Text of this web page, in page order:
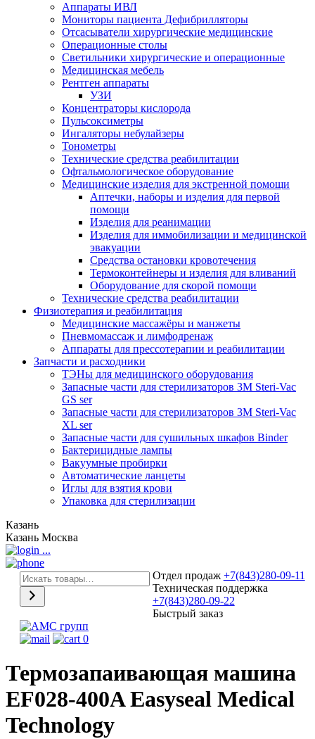
Аппараты ИВЛ
Мониторы пациента Дефибрилляторы
Отсасыватели хирургические медицинские
Операционные столы
Светильники хирургические и операционные
Медицинская мебель
Рентген аппараты
УЗИ
Концентраторы кислорода
Пульсоксиметры
Ингаляторы небулайзеры
Тонометры
Технические средства реабилитации
Офтальмологическое оборудование
Медицинские изделия для экстренной помощи
Аптечки, наборы и изделия для первой
помощи
Изделия для реанимации
Изделия для иммобилизации и медицинской
эвакуации
Средства остановки кровотечения
Термоконтейнеры и изделия для вливаний
Оборудование для скорой помощи
Технические средства реабилитации
Физиотерапия и реабилитация
Медицинские массажёры и манжеты
Пневмомассаж и лимфодренаж
Аппараты для прессотерапии и реабилитации
Запчасти и расходники
ТЭНы для медицинского оборудования
Запасные части для стерилизаторов 3M Steri-Vac
GS ser
Запасные части для стерилизаторов 3М Steri-Vac
XL ser
Запасные части для сушильных шкафов Binder
Бактерицидные лампы
Вакуумные пробирки
Автоматические ланцеты
Иглы для взятия крови
Упаковка для стерилизации
Казань
Казань Москва
...
Отдел продаж +7(843)280-09-11
Техническая поддержка
+7(843)280-09-22
Быстрый заказ
0
Термозапаивающая машина
EF028-400A Easyseal Medical
Technology